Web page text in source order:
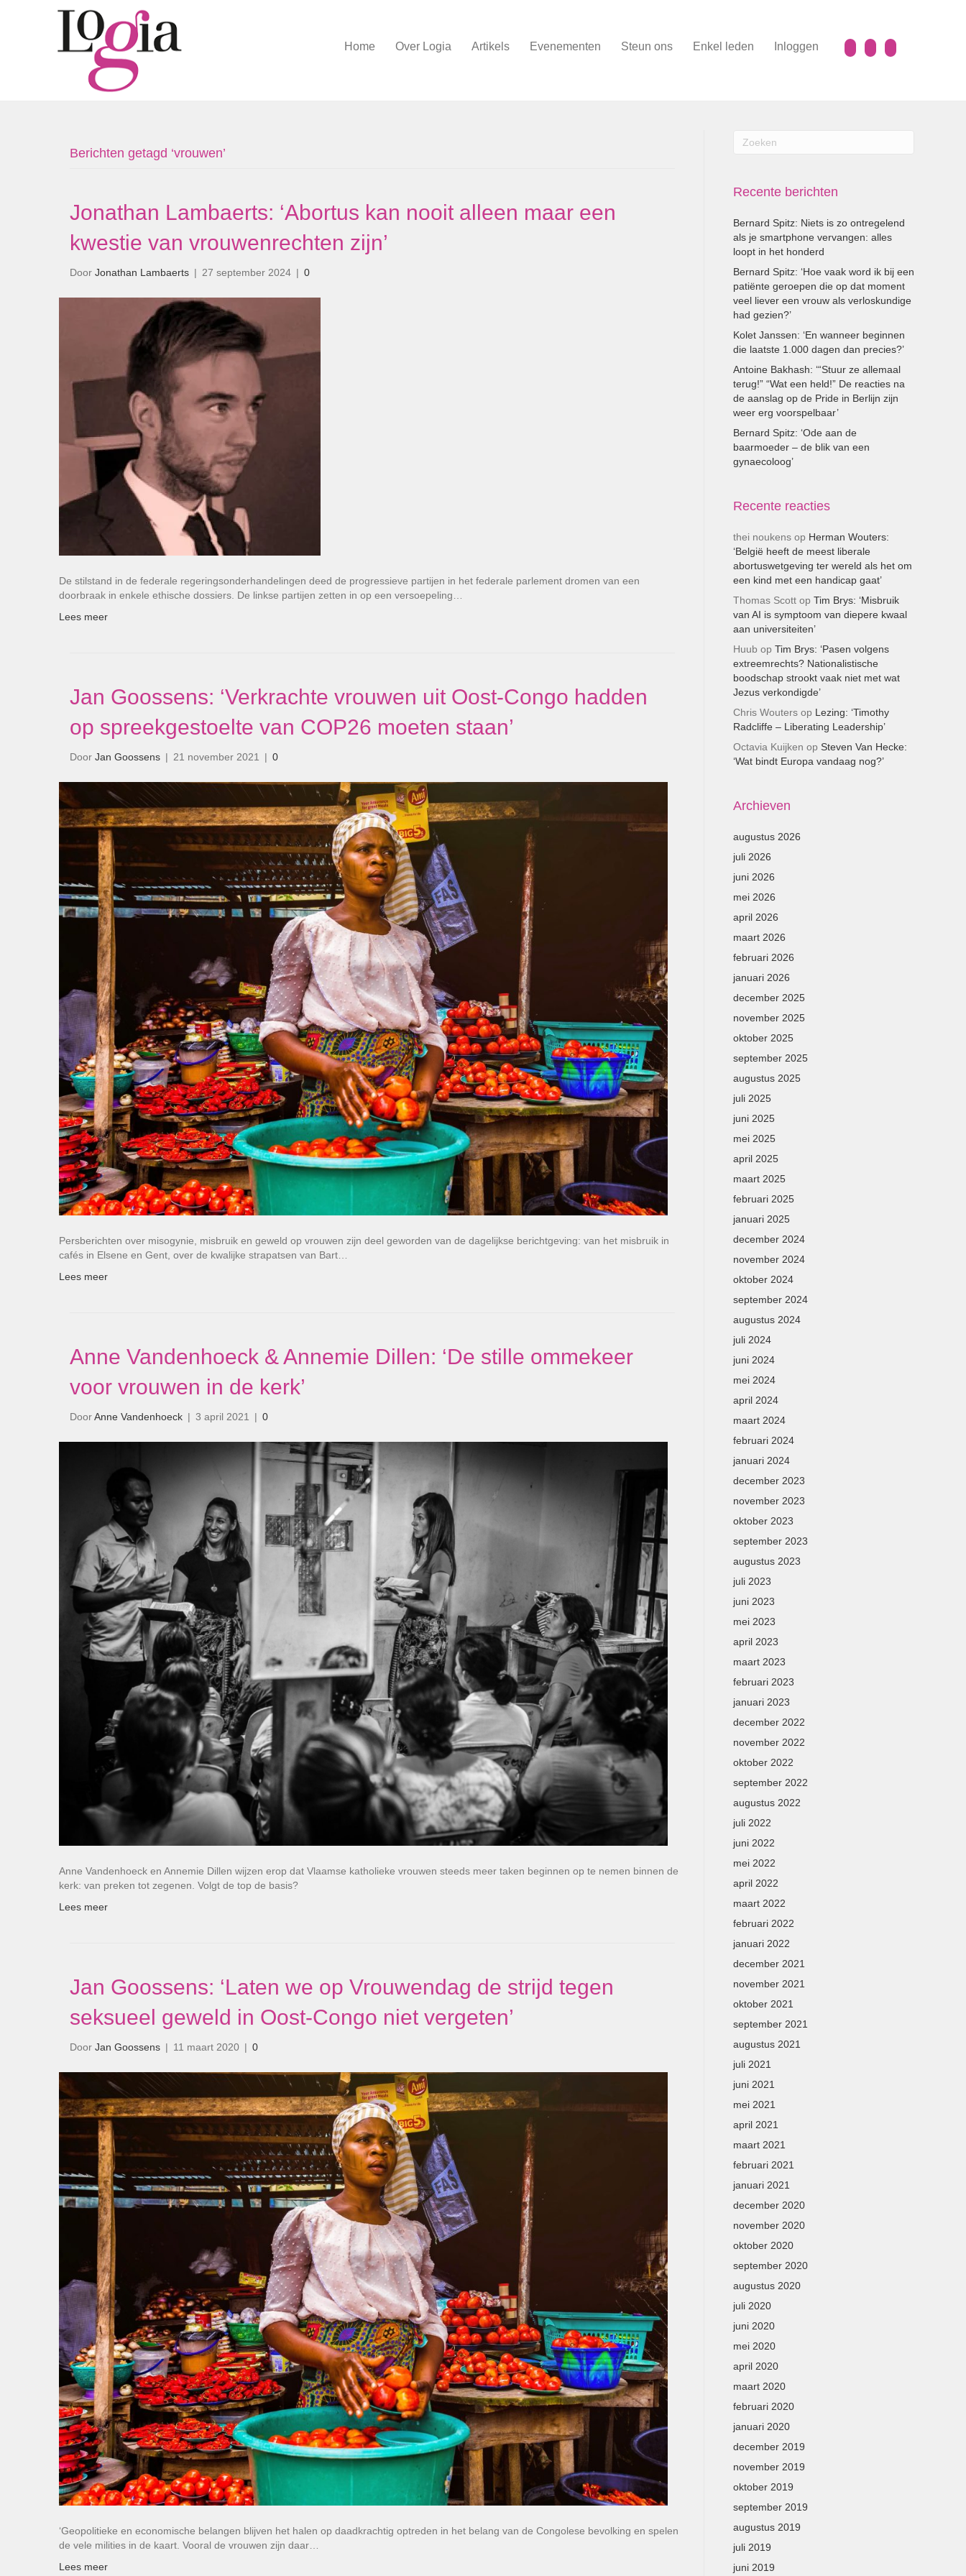
Home Over Logia Artikels Evenementen Steun ons Enkel leden Inloggen
Berichten getagd ‘vrouwen’
Jonathan Lambaerts: ‘Abortus kan nooit alleen maar een
kwestie van vrouwenrechten zijn’
Door Jonathan Lambaerts | 27 september 2024 | 0
De stilstand in de federale regeringsonderhandelingen deed de progressieve partijen in het federale parlement dromen van een
doorbraak in enkele ethische dossiers. De linkse partijen zetten in op een versoepeling…
Lees meer
Jan Goossens: ‘Verkrachte vrouwen uit Oost-Congo hadden
op spreekgestoelte van COP26 moeten staan’
Door Jan Goossens | 21 november 2021 | 0
Persberichten over misogynie, misbruik en geweld op vrouwen zijn deel geworden van de dagelijkse berichtgeving: van het misbruik in
cafés in Elsene en Gent, over de kwalijke strapatsen van Bart…
Lees meer
Anne Vandenhoeck & Annemie Dillen: ‘De stille ommekeer
voor vrouwen in de kerk’
DoorAnne Vandenhoeck | 3 april 2021 | 0
Anne Vandenhoeck en Annemie Dillen wijzen erop dat Vlaamse katholieke vrouwen steeds meer taken beginnen op te nemen binnen de
kerk: van preken tot zegenen. Volgt de top de basis?
Lees meer
Jan Goossens: ‘Laten we op Vrouwendag de strijd tegen
seksueel geweld in Oost-Congo niet vergeten’
Door Jan Goossens | 11 maart 2020 | 0
‘Geopolitieke en economische belangen blijven het halen op daadkrachtig optreden in het belang van de Congolese bevolking en spelen
de vele milities in de kaart. Vooral de vrouwen zijn daar…
Lees meer
Recente berichten
Bernard Spitz: Niets is zo ontregelend
als je smartphone vervangen: alles
loopt in het honderd
Bernard Spitz: ‘Hoe vaak word ik bij een
patiënte geroepen die op dat moment
veel liever een vrouw als verloskundige
had gezien?’
Kolet Janssen: ‘En wanneer beginnen
die laatste 1.000 dagen dan precies?’
Antoine Bakhash: ‘“Stuur ze allemaal
terug!” “Wat een held!” De reacties na
de aanslag op de Pride in Berlijn zijn
weer erg voorspelbaar’
Bernard Spitz: ‘Ode aan de
baarmoeder – de blik van een
gynaecoloog’
Recente reacties
thei noukensop Herman Wouters:
‘België heeft de meest liberale
abortuswetgeving ter wereld als het om
een kind met een handicap gaat’
Thomas Scottop Tim Brys: ‘Misbruik
van AI is symptoom van diepere kwaal
aan universiteiten’
Huub op Tim Brys: ‘Pasen volgens
extreemrechts? Nationalistische
boodschap strookt vaak niet met wat
Jezus verkondigde’
Chris Woutersop Lezing: ‘Timothy
Radcliffe – Liberating Leadership’
Octavia Kuijken op Steven Van Hecke:
‘Wat bindt Europa vandaag nog?’
Archieven
augustus 2026
juli 2026
juni 2026
mei 2026
april 2026
maart 2026
februari 2026
januari 2026
december 2025
november 2025
oktober 2025
september 2025
augustus 2025
juli 2025
juni 2025
mei 2025
april 2025
maart 2025
februari 2025
januari 2025
december 2024
november 2024
oktober 2024
september 2024
augustus 2024
juli 2024
juni 2024
mei 2024
april 2024
maart 2024
februari 2024
januari 2024
december 2023
november 2023
oktober 2023
september 2023
augustus 2023
juli 2023
juni 2023
mei 2023
april 2023
maart 2023
februari 2023
januari 2023
december 2022
november 2022
oktober 2022
september 2022
augustus 2022
juli 2022
juni 2022
mei 2022
april 2022
maart 2022
februari 2022
januari 2022
december 2021
november 2021
oktober 2021
september 2021
augustus 2021
juli 2021
juni 2021
mei 2021
april 2021
maart 2021
februari 2021
januari 2021
december 2020
november 2020
oktober 2020
september 2020
augustus 2020
juli 2020
juni 2020
mei 2020
april 2020
maart 2020
februari 2020
januari 2020
december 2019
november 2019
oktober 2019
september 2019
augustus 2019
juli 2019
juni 2019